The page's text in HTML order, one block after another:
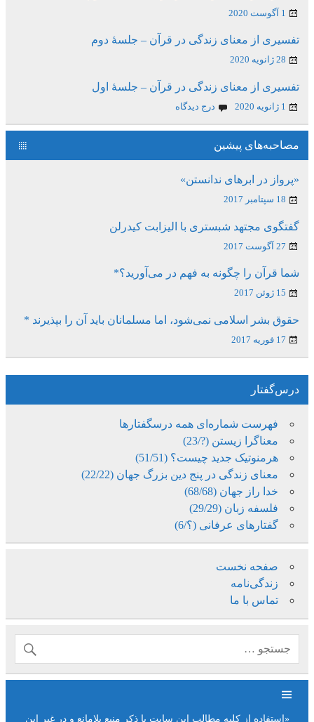
1 آگوست 2020
تفسیری از معنای زندگی در قرآن – جلسۀ دوم
28 ژانویه 2020
تفسیری از معنای زندگی در قرآن – جلسۀ اول
1 ژانویه 2020 درج دیدگاه
مصاحبه‌های پیشین
«پرواز در ابرهای ندانستن»
18 سپتامبر 2017
گفتگوی مجتهد شبستری با الیزابت کیدرلن
27 آگوست 2017
شما قرآن را چگونه به فهم در می‌آورید؟*
15 ژوئن 2017
حقوق بشر اسلامی نمی‌شود، اما مسلمانان باید آن را بپذیرند *
17 فوریه 2017
درس‌گفتار
فهرست شماره‌ای همه درسگفتارها
معناگرا زیستن (?/23)
هرمنوتیک جدید چیست؟ (51/51)
معنای زندگی در پنج دین بزرگ جهان (22/22)
خدا راز جهان (68/68)
فلسفه زبان (29/29)
گفتارهای عرفانی (؟/6)
صفحه نخست
زندگی‌نامه
تماس با ما
«استفاده از کلیه مطالب این سایت با ذکر منبع بلامانع و در غیر این